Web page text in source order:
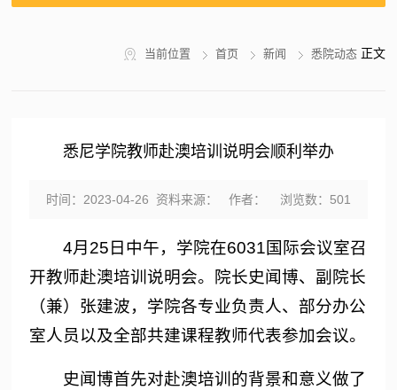
当前位置 首页 新闻 悉院动态正文
悉尼学院教师赴澳培训说明会顺利举办
时间：2023-04-26 资料来源： 作者： 浏览数： 501
4月25日中午，学院在6031国际会议室召
开教师赴澳培训说明会。院长史闻博、副院长
（兼）张建波，学院各专业负责人、部分办公
室人员以及全部共建课程教师代表参加会议。
史闻博首先对赴澳培训的背景和意义做了